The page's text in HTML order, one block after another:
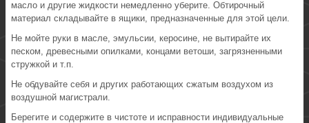
масло и другие жидкости немедленно уберите. Обтирочный
материал складывайте в ящики, предназначенные для этой цели.
Не мойте руки в масле, эмульсии, керосине, не вытирайте их
песком, древесными опилками, концами ветоши, загрязненными
стружкой и т.п.
Не обдувайте себя и других работающих сжатым воздухом из
воздушной магистрали.
Берегите и содержите в чистоте и исправности индивидуальные